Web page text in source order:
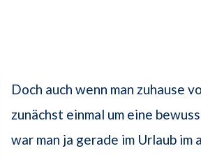
Doch auch wenn man zuhause
zunächst einmal um eine
war man ja gerade im Urlaub im